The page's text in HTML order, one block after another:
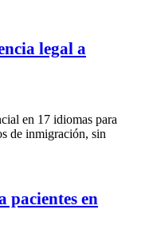
legal a
en 17 idiomas para
de inmigración, sin
pacientes en